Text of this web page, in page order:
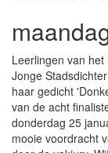
Leerlingen van
Jonge
haar gedicht
van de acht
donderdag 25
mooie voordracht